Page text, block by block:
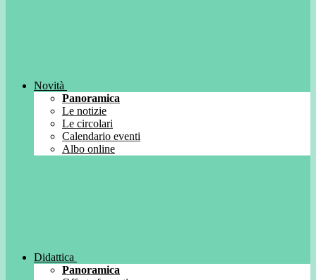
Novità
Panoramica
Le notizie
Le circolari
Calendario eventi
Albo online
Didattica
Panoramica